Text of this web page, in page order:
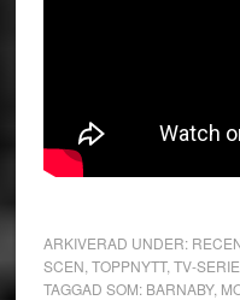
ARKIVERAD UNDER:
SCEN TOPPNYTT, TV-
TAGGAD SOM: BARNABY,